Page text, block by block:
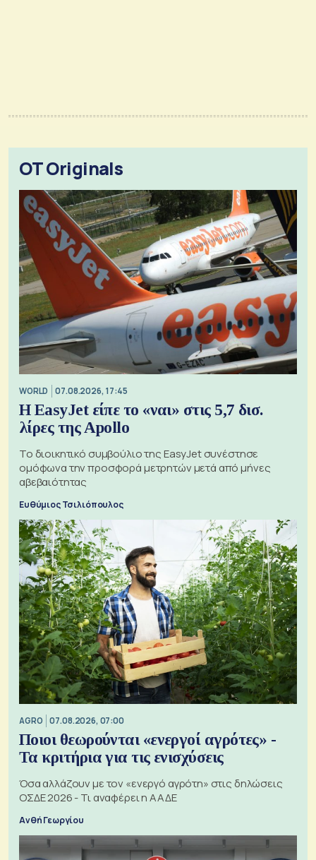
OT Originals
WORLD 07.08.2026, 17:45
Η EasyJet είπε το «ναι» στις 5,7 δισ.
λίρες της Apollo
Το διοικητικό συμβούλιο της EasyJet συνέστησε
ομόφωνα την προσφορά μετρητών μετά από μήνες
αβεβαιότητας
Ευθύμιος Τσιλιόπουλος
AGRO 07.08.2026, 07:00
Ποιοι θεωρούνται «ενεργοί αγρότες» -
Τα κριτήρια για τις ενισχύσεις
Όσα αλλάζουν με τον «ενεργό αγρότη» στις δηλώσεις
ΟΣΔΕ 2026 - Τι αναφέρει η ΑΑΔΕ
Ανθή Γεωργίου